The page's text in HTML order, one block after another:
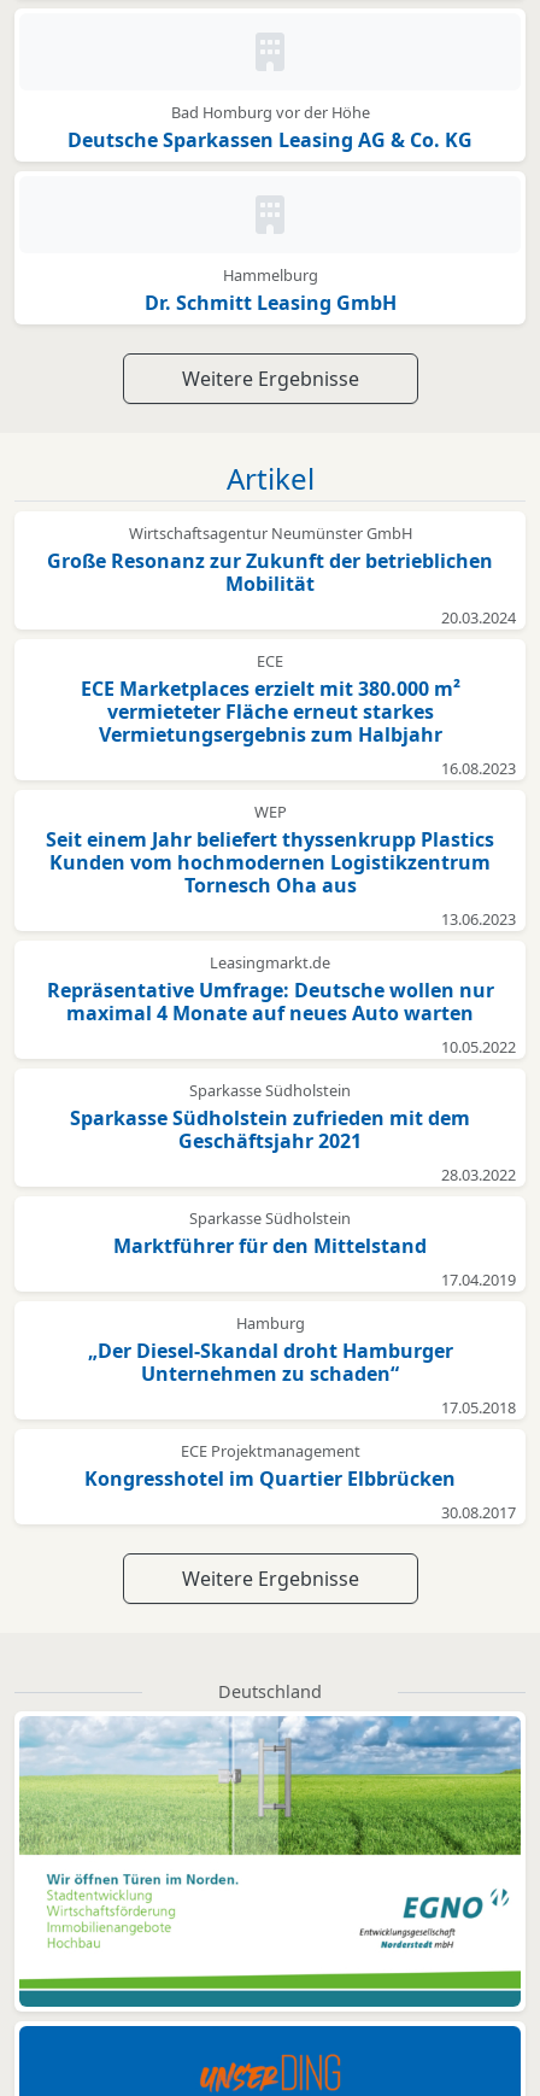
Kein Bild oder Logo hinterlegt
Bad Homburg vor der Höhe
Deutsche Sparkassen Leasing AG & Co. KG
Kein Bild oder Logo hinterlegt
Hammelburg
Dr. Schmitt Leasing GmbH
Weitere Ergebnisse
Artikel
Wirtschaftsagentur Neumünster GmbH
Große Resonanz zur Zukunft der betrieblichen
Mobilität
20.03.2024
ECE
ECE Marketplaces erzielt mit 380.000 m²
vermieteter Fläche erneut starkes
Vermietungsergebnis zum Halbjahr
16.08.2023
WEP
Seit einem Jahr beliefert thyssenkrupp Plastics
Kunden vom hochmodernen Logistikzentrum
Tornesch Oha aus
13.06.2023
Leasingmarkt.de
Repräsentative Umfrage: Deutsche wollen nur
maximal 4 Monate auf neues Auto warten
10.05.2022
Sparkasse Südholstein
Sparkasse Südholstein zufrieden mit dem
Geschäftsjahr 2021
28.03.2022
Sparkasse Südholstein
Marktführer für den Mittelstand
17.04.2019
Hamburg
„Der Diesel-Skandal droht Hamburger
Unternehmen zu schaden“
17.05.2018
ECE Projektmanagement
Kongresshotel im Quartier Elbbrücken
30.08.2017
Weitere Ergebnisse
Deutschland